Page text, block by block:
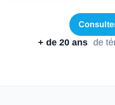
+ de 20 ans de